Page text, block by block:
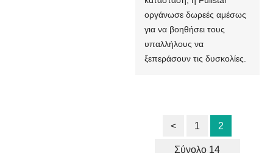
οργάνωσε δωρεές αμέσως
για να βοηθήσει τους
υπαλλήλους να
ξεπεράσουν τις δυσκολίες.
< 1 2
Σύνολο 14